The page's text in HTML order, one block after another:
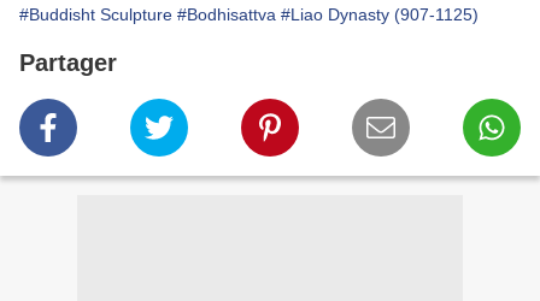
#Buddisht Sculpture #Bodhisattva #Liao Dynasty (907-1125)
Partager